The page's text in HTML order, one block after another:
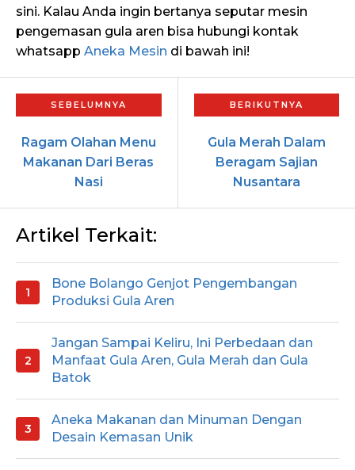
sini. Kalau Anda ingin bertanya seputar mesin
pengemasan gula aren bisa hubungi kontak
whatsapp Aneka Mesin di bawah ini!
Ragam Olahan Menu
Makanan Dari Beras
Nasi
Gula Merah Dalam
Beragam Sajian
Nusantara
Artikel Terkait:
Bone Bolango Genjot Pengembangan
Produksi Gula Aren
Jangan Sampai Keliru, Ini Perbedaan dan
Manfaat Gula Aren, Gula Merah dan Gula
Batok
Aneka Makanan dan Minuman Dengan
Desain Kemasan Unik